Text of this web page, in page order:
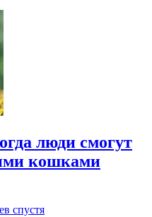
люди смогут
кошками
спустя